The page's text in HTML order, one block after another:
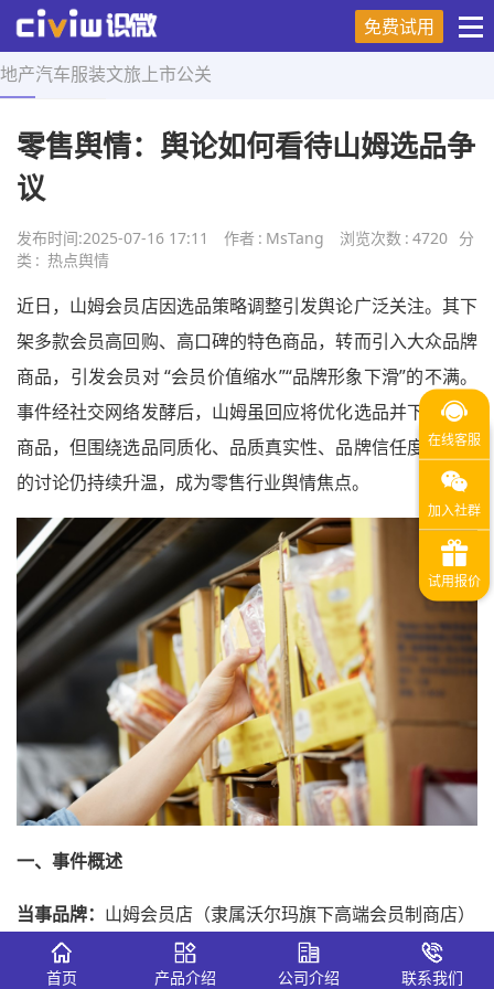
免费试用
地产汽车服装文旅 上市公关
首页 > 热点舆情 > 正文
零售舆情：舆论如何看待山姆选品争
议
发布时间:2025-07-16 17:11 作者 : MsTang 浏览次数 : 4720 分
类 : 热点舆情
近日，山姆会员店因选品策略调整引发舆论广泛关注。其下
架多款会员高回购、高口碑的特色商品，转而引入大众品牌
商品，引发会员对 “会员价值缩水”“品牌形象下滑”的不满。
事件经社交网络发酵后，山姆虽回应将优化选品并下架争议
商品，但围绕选品同质化、品质真实性、品牌信任度等问题
的讨论仍持续升温，成为零售行业舆情焦点。
一、事件概述
当事品牌： 山姆会员店（隶属沃尔玛旗下高端会员制商店）
导火索： 山姆会员店下架多款受会员喜爱、回购率高且性价
首页 产品介绍 公司介绍 联系我们